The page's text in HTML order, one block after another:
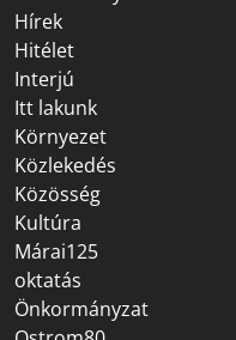
Hírek
Hitélet
Interjú
Itt lakunk
Környezet
Közlekedés
Közösség
Kultúra
Márai125
oktatás
Önkormányzat